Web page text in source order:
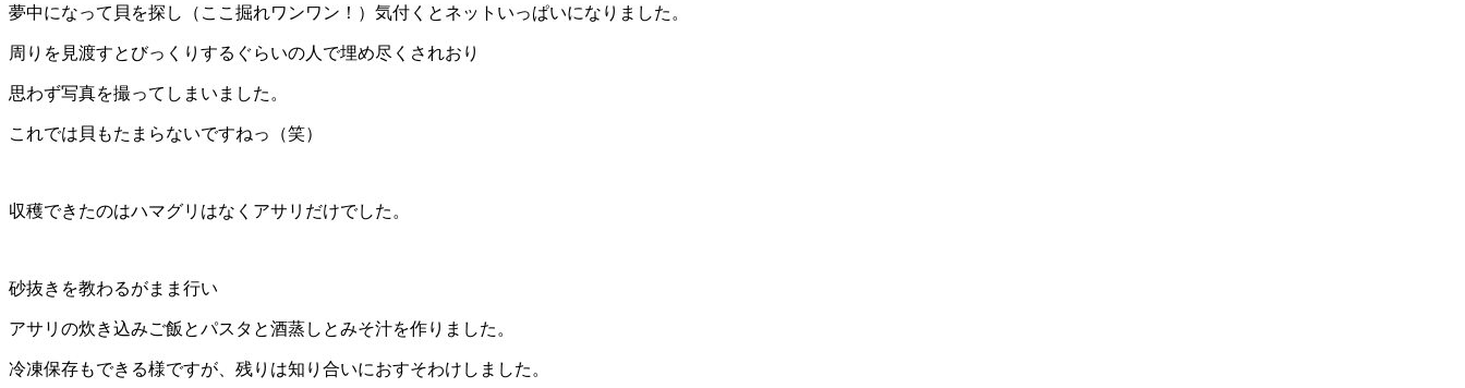
夢中になって貝を探し（ここ掘れワンワン！）気付くとネットいっぱいになりました。
周りを見渡すとびっくりするぐらいの人で埋め尽くされおり
思わず写真を撮ってしまいました。
これでは貝もたまらないですねっ（笑）
収穫できたのはハマグリはなくアサリだけでした。
砂抜きを教わるがまま行い
アサリの炊き込みご飯とパスタと酒蒸しとみそ汁を作りました。
冷凍保存もできる様ですが、残りは知り合いにおすそわけしました。